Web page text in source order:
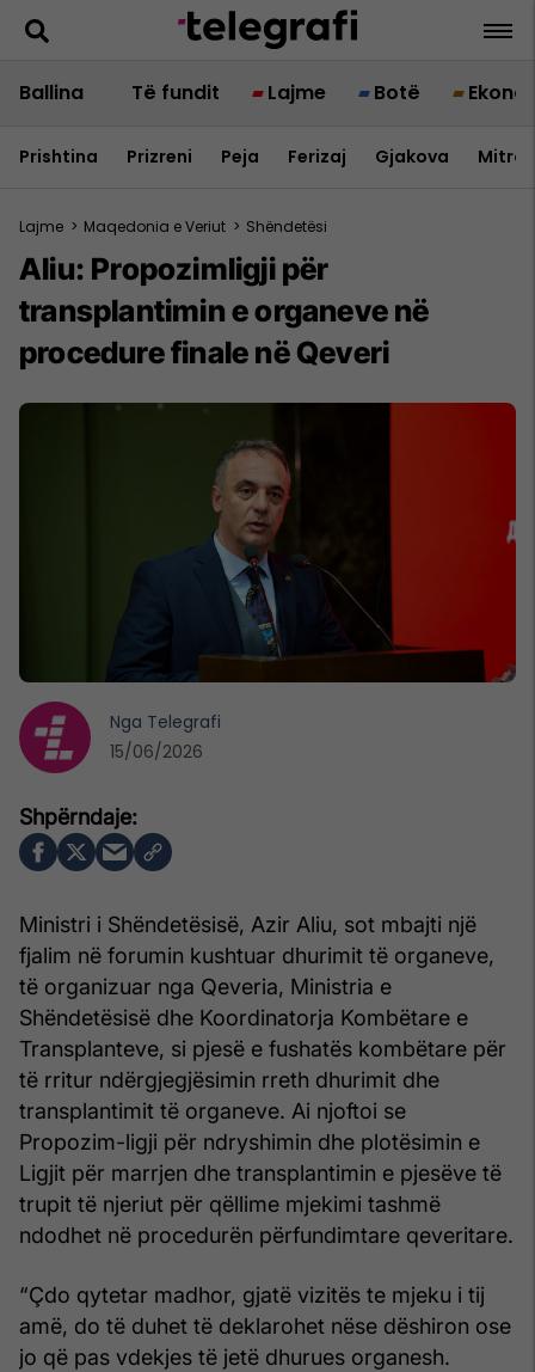
Ballina Të fundit Lajme Botë
Prishtina Prizreni Peja Ferizaj Gjakova
Lajme > Maqedonia e Veriut > Shëndetësi
Aliu: Propozimligji për
transplantimin e organeve në
procedure finale në Qeveri
Ministri i Shëndetësisë, Azir Aliu, sot mbajti një
fjalim në forumin kushtuar dhurimit të organeve,
të organizuar nga Qeveria, Ministria e
Shëndetësisë dhe Koordinatorja Kombëtare e
Transplanteve, si pjesë e fushatës kombëtare për
të rritur ndërgjegjësimin rreth dhurimit dhe
transplantimit të organeve. Ai njoftoi se
Propozim-ligji për ndryshimin dhe plotësimin e
Ligjit për marrjen dhe transplantimin e pjesëve të
trupit të njeriut për qëllime mjekimi tashmë
ndodhet në procedurën përfundimtare qeveritare.
“Çdo qytetar madhor, gjatë vizitës te mjeku i tij
amë, do të duhet të deklarohet nëse dëshiron ose
jo që pas vdekjes të jetë dhurues organesh.
Nga Telegrafi
15/06/2026